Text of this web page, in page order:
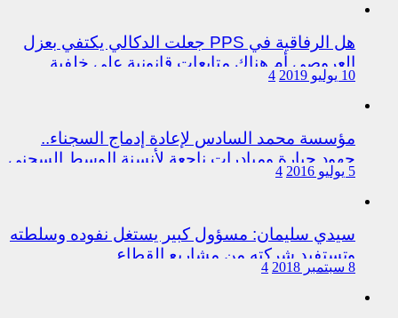
هل الرفاقية في PPS جعلت الدكالي يكتفي بعزل
العروصي أم هناك متابعات قانونية على خلفية
اختلالات التسيير بمندوبية سيدي سليمان
10 يوليو 2019 4
مؤسسة محمد السادس لإعادة إدماج السجناء..
جهود جبارة ومبادرات ناجعة لأنسنة الوسط السجني
5 يوليو 2016 4
سيدي سليمان: مسؤول كبير يستغل نفوده وسلطته
وتستفيد شركته من مشاريع القطاع
8 سبتمبر 2018 4